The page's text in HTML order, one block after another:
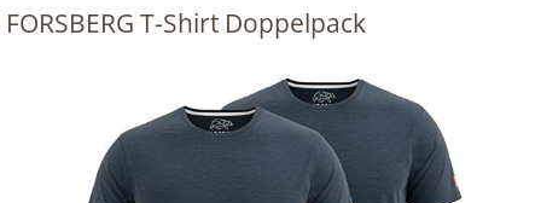
FORSBERG T-Shirt Doppelpack